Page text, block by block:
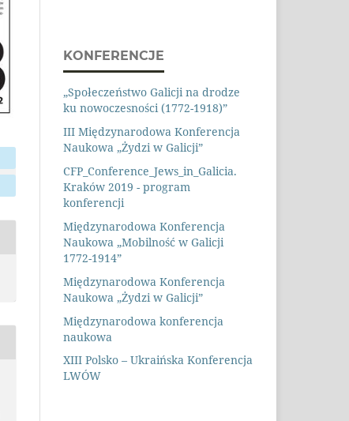
KONFERENCJE
„Społeczeństwo Galicji na drodze
ku nowoczesności (1772-1918)”
III Międzynarodowa Konferencja
Naukowa „Żydzi w Galicji”
CFP_Conference_Jews_in_Galicia.
Kraków 2019 - program
konferencji
Międzynarodowa Konferencja
Naukowa „Mobilność w Galicji
1772-1914”
Międzynarodowa Konferencja
Naukowa „Żydzi w Galicji”
Międzynarodowa konferencja
naukowa
XIII Polsko – Ukraińska Konferencja
LWÓW